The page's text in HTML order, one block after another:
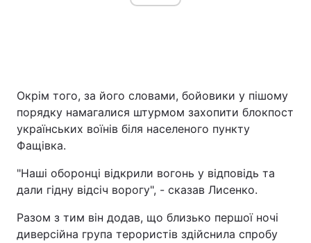
Окрім того, за його словами, бойовики у пішому
порядку намагалися штурмом захопити блокпост
українських воїнів біля населеного пункту
Фащівка.
"Наші оборонці відкрили вогонь у відповідь та
дали гідну відсіч ворогу", - сказав Лисенко.
Разом з тим він додав, що близько першої ночі
диверсійна група терористів здійснила спробу